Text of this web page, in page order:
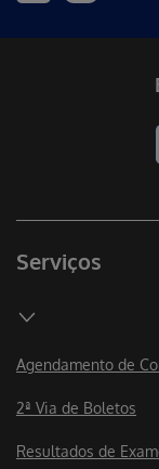
Serviços
Agendamento de
2ª Via de Boletos
Resultados de